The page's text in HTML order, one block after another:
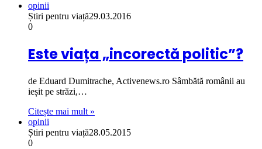
opinii
Știri pentru viață29.03.2016
0
Este viața „incorectă politic”?
de Eduard Dumitrache, Activenews.ro Sâmbătă românii au
ieșit pe străzi,…
Citește mai mult »
opinii
Știri pentru viață28.05.2015
0